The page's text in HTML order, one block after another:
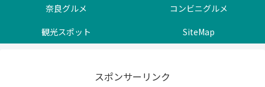
奈良グルメ
コンビニグルメ
観光スポット
SiteMap
スポンサーリンク